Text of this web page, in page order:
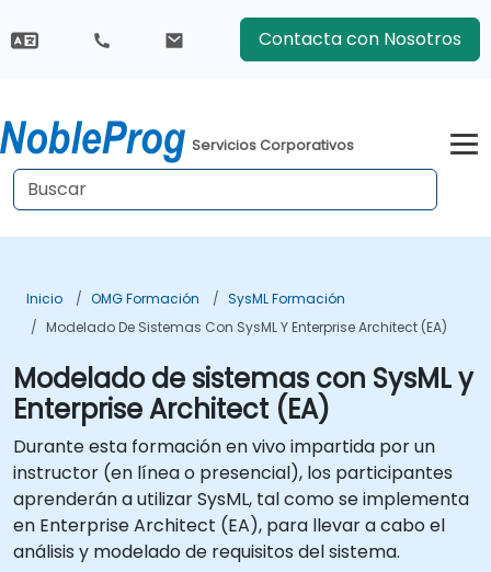
Contacta con Nosotros
Servicios Corporativos
Inicio OMG Formación
SysML Formación
Modelado De Sistemas Con SysML Y Enterprise Architect (EA)
Modelado de sistemas con SysML y
Enterprise Architect (EA)
Durante esta formación en vivo impartida por un
instructor (en línea o presencial), los participantes
aprenderán a utilizar SysML, tal como se implementa
en Enterprise Architect (EA), para llevar a cabo el
análisis y modelado de requisitos del sistema.